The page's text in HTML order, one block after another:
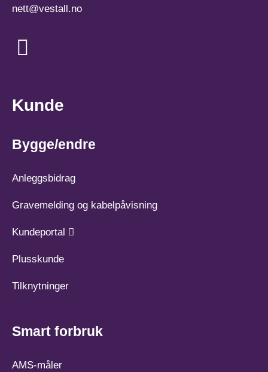
nett@vestall.no
Kunde
Bygge/endre
Anleggsbidrag
Gravemelding og kabelpåvisning
Kundeportal
Plusskunde
Tilknytninger
Smart forbruk
AMS-måler